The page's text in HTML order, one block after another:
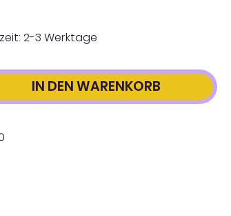
2-3 Werktage
IN DEN WARENKORB